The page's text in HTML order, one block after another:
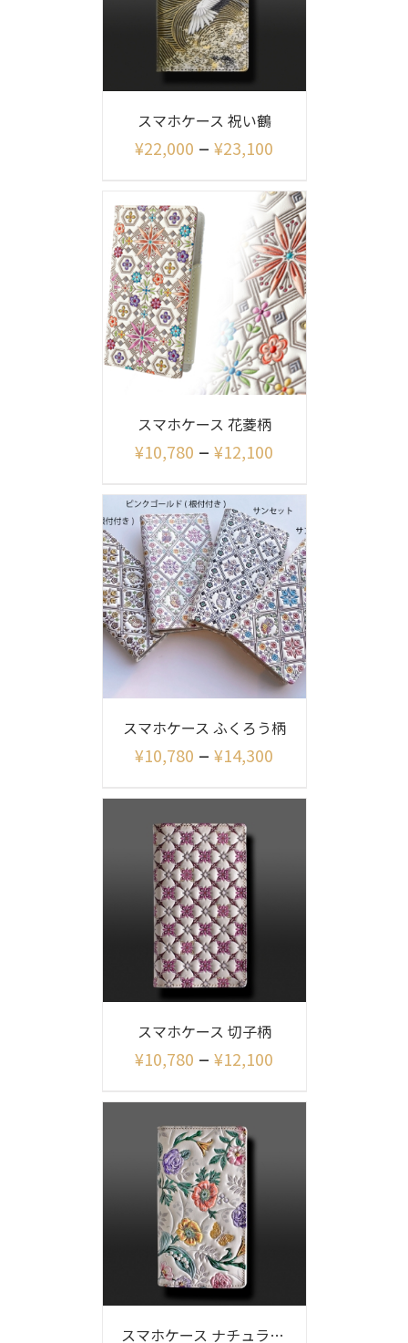
スマホケース 祝い鶴
¥22,000 – ¥23,100
スマホケース 花菱柄
¥10,780 – ¥12,100
スマホケース ふくろう柄
¥10,780 – ¥14,300
スマホケース 切子柄
¥10,780 – ¥12,100
スマホケース ナチュラルガーデン柄